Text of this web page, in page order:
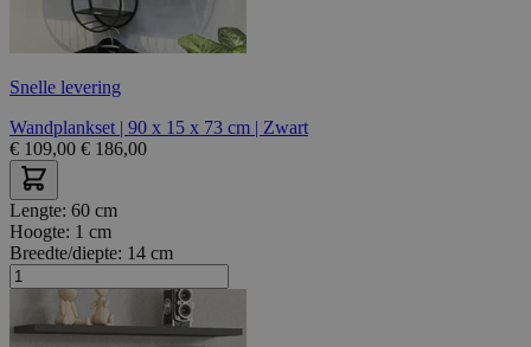
Snelle levering
Wandplankset | 90 x 15 x 73 cm | Zwart
€ 109,00 € 186,00
Lengte: 60 cm
Hoogte: 1 cm
Breedte/diepte: 14 cm